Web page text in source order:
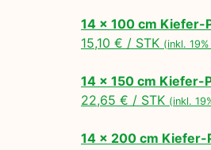
14 x 100 cm Kiefer-
15,10 € / STK (inkl.
14 x 150 cm Kiefer-
22,65 € / STK (inkl.
14 x 200 cm Kiefer-